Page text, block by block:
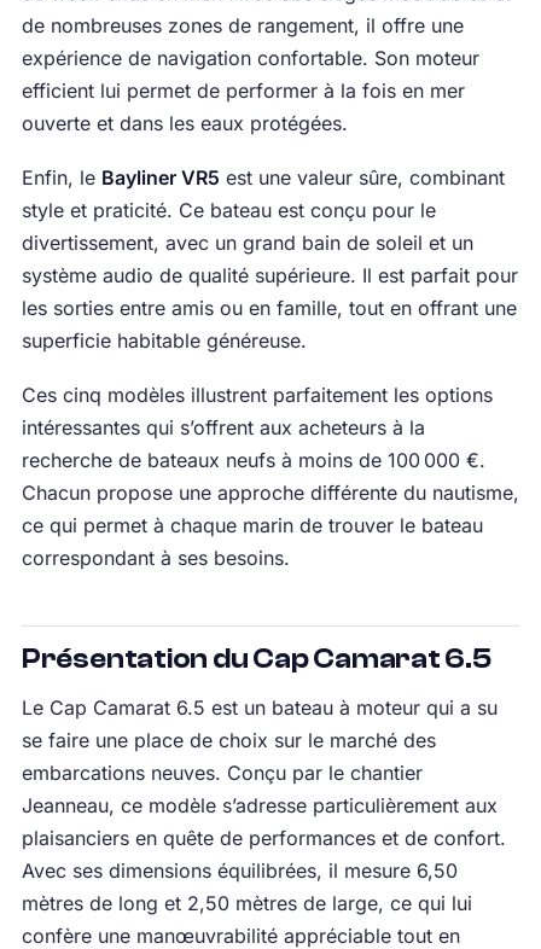
de nombreuses zones de rangement, il offre une
expérience de navigation confortable. Son moteur
efficient lui permet de performer à la fois en mer
ouverte et dans les eaux protégées.
Enfin, le Bayliner VR5 est une valeur sûre, combinant
style et praticité. Ce bateau est conçu pour le
divertissement, avec un grand bain de soleil et un
système audio de qualité supérieure. Il est parfait pour
les sorties entre amis ou en famille, tout en offrant une
superficie habitable généreuse.
Ces cinq modèles illustrent parfaitement les options
intéressantes qui s’offrent aux acheteurs à la
recherche de bateaux neufs à moins de 100 000 €.
Chacun propose une approche différente du nautisme,
ce qui permet à chaque marin de trouver le bateau
correspondant à ses besoins.
Présentation du Cap Camarat 6.5
Le Cap Camarat 6.5 est un bateau à moteur qui a su
se faire une place de choix sur le marché des
embarcations neuves. Conçu par le chantier
Jeanneau, ce modèle s’adresse particulièrement aux
plaisanciers en quête de performances et de confort.
Avec ses dimensions équilibrées, il mesure 6,50
mètres de long et 2,50 mètres de large, ce qui lui
confère une manœuvrabilité appréciable tout en